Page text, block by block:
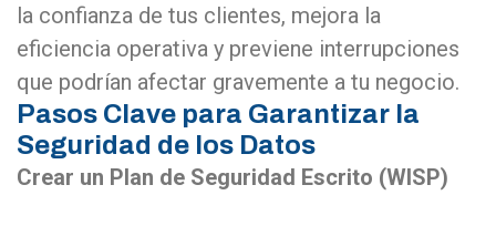
la confianza de tus clientes, mejora la
eficiencia operativa y previene interrupciones
que podrían afectar gravemente a tu negocio.
Pasos Clave para Garantizar la
Seguridad de los Datos
Crear un Plan de Seguridad Escrito (WISP)